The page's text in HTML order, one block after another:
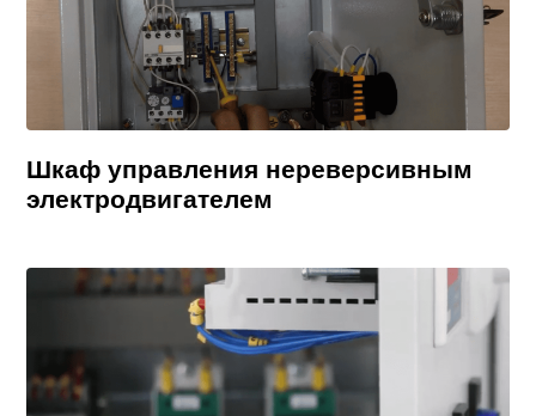
Шкаф управления нереверсивным
электродвигателем